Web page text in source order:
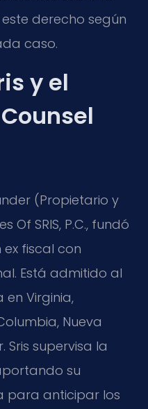
derecho según
caso.
y el
(Propietario y
Of SRIS, P.C., fundó
ex fiscal con
Está admitido al
Virginia,
Nueva
Sris supervisa la
su
para anticipar los